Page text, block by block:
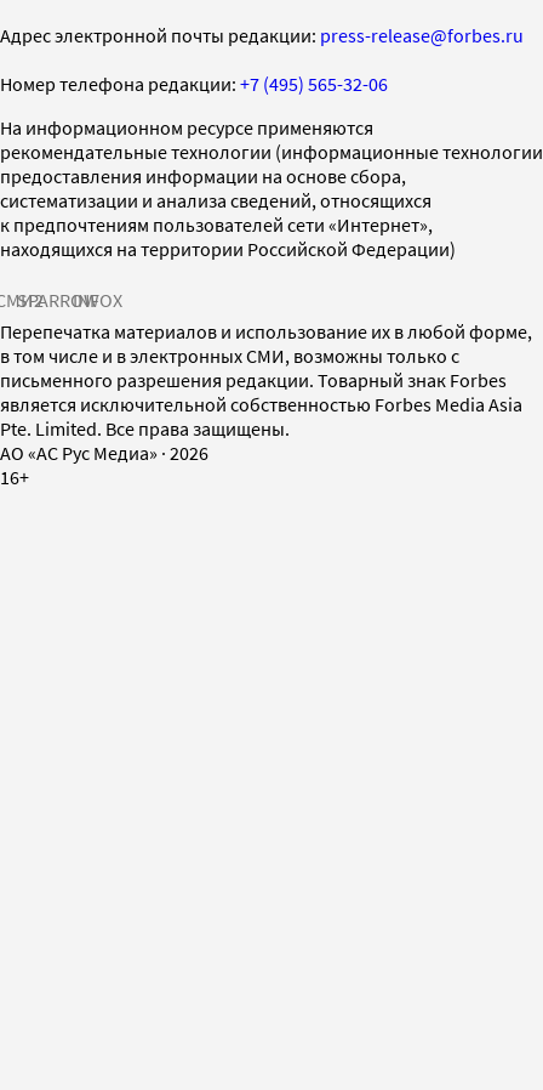
Адрес электронной почты редакции: press-release@forbes.ru
Номер телефона редакции: +7 (495) 565-32-06
На информационном ресурсе применяются
рекомендательные технологии (информационные технологии
предоставления информации на основе сбора,
систематизации и анализа сведений, относящихся
к предпочтениям пользователей сети «Интернет»,
находящихся на территории Российской Федерации)
SPARROWINFOX
Перепечатка материалов и использование их в любой форме,
в том числе и в электронных СМИ, возможны только с
письменного разрешения редакции. Товарный знак Forbes
является исключительной собственностью Forbes Media Asia
Pte. Limited. Все права защищены.
AO «АС Рус Медиа» · 2026
16+